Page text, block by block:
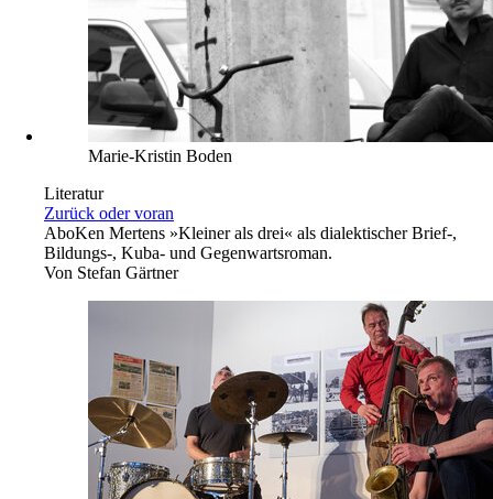
Marie-Kristin Boden
Literatur
Zurück oder voran
AboKen Mertens »Kleiner als drei« als dialektischer Brief-,
Bildungs-, Kuba- und Gegenwartsroman.
Von Stefan Gärtner